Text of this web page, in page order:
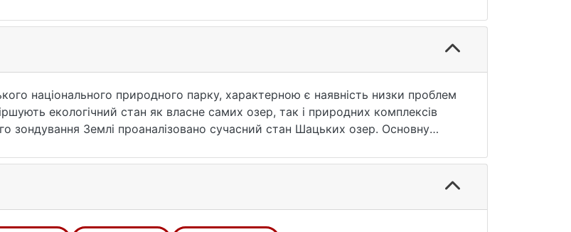
національного природного парку, характерною є наявність низки проблем
екологічний стан як власне самих озер, так і природних комплексів
зондування Землі проаналізовано сучасний стан Шацьких озер. Основну
на онлайн сервісах Copernicus Browser і Google Earth Engine проаналізовано
евтрофікації за індексом NDVI за період 2020-2024 рр., створено
прогнозних змін типів наземного покриву території Шацьких озер до 2050 р.
основними екологічними проблемами даного регіону є зменшення водності